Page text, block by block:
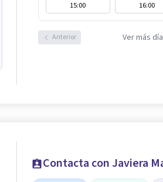
15:00
16:00
Anterior Ver más
Contacta con Javiera